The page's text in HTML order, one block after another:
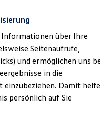
Volkswagen
Informationen über Ihre
Seitenaufrufe,
und ermöglichen uns
in die
Damit
persönlich auf Sie